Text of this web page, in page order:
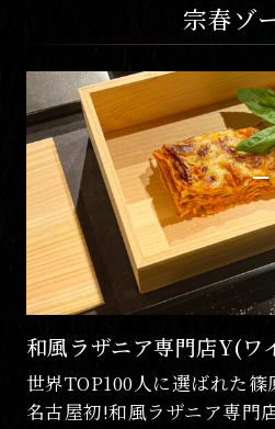
宗春ゾ
KINSHACHIYAKI
薄皮パリパリ中身がたっぷ
厚でミルキーなソフトクリー